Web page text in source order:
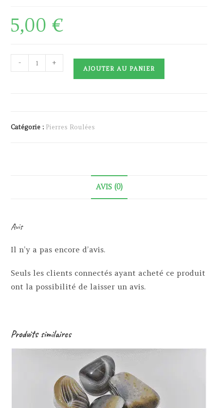
5,00€
quantité
de
- +
AJOUTER AU PANIER
Catégorie : Pierres Roulées
AVIS (0)
Avis
Il n’y a pas encore d’avis.
Seuls les clients connectés ayant acheté ce produit
ont la possibilité de laisser un avis.
Produits similaires